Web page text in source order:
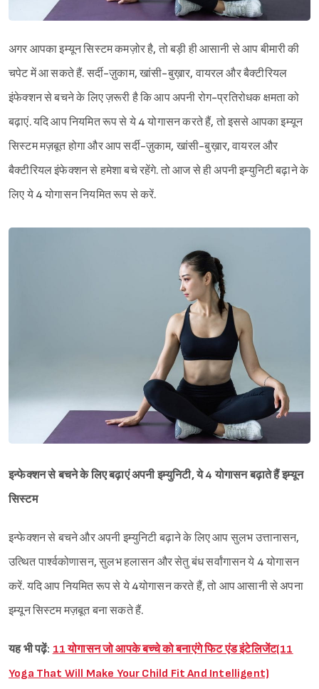
Sign in
अगर आपका इम्यून सिस्टम कमज़ोर है, तो बड़ी ही आसानी से आप बीमारी की
चपेट में आ सकते हैं. सर्दी-ज़ुकाम, खांसी-बुख़ार, वायरल और बैक्टीरियल
इंफेक्शन से बचने के लिए ज़रूरी है कि आप अपनी रोग-प्रतिरोधक क्षमता को
बढ़ाएं. यदि आप नियमित रूप से ये 4 योगासन करते हैं, तो इससे आपका इम्यून
सिस्टम मज़बूत होगा और आप सर्दी-ज़ुकाम, खांसी-बुख़ार, वायरल और
बैक्टीरियल इंफेक्शन से हमेशा बचे रहेंगे. तो आज से ही अपनी इम्युनिटी बढ़ाने के
लिए ये 4 योगासन नियमित रूप से करें.
इन्फेक्शन से बचने के लिए बढ़ाएं अपनी इम्युनिटी, ये 4 योगासन बढ़ाते हैं इम्यून
सिस्टम
इन्फेक्शन से बचने और अपनी इम्युनिटी बढ़ाने के लिए आप सुलभ उत्तानासन,
उत्थित पार्श्वकोणासन, सुलभ हलासन और सेतु बंध सर्वांगासन ये 4 योगासन
करें. यदि आप नियमित रूप से ये 4योगासन करते हैं, तो आप आसानी से अपना
इम्यून सिस्टम मज़बूत बना सकते हैं.
यह भी पढ़ें: 11 योगासन जो आपके बच्चे को बनाएंगे फिट एंड इंटेलिजेंट(11
Yoga That Will Make Your Child Fit And Intelligent)